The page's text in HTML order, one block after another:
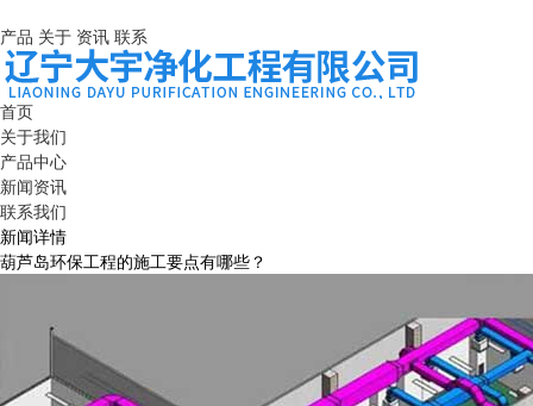
产品 关于 资讯 联系
首页
关于我们
产品中心
新闻资讯
联系我们
新闻详情
葫芦岛环保工程的施工要点有哪些？